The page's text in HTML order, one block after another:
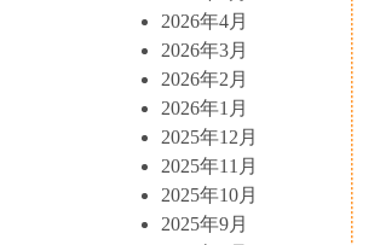
2026年4月
2026年3月
2026年2月
2026年1月
2025年12月
2025年11月
2025年10月
2025年9月